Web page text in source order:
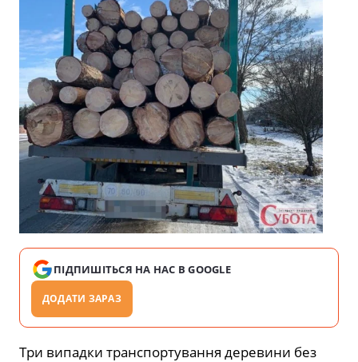
ПІДПИШІТЬСЯ НА НАС В GOOGLE
ДОДАТИ ЗАРАЗ
Три випадки транспортування деревини без